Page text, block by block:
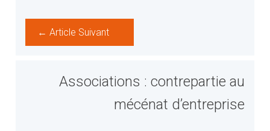
← Article Suivant
Associations : contrepartie au
mécénat d’entreprise